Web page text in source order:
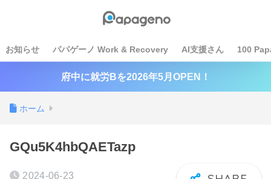
お知らせ パパゲーノ Work & Recovery AI支援さん 100
府中に就労Bを2026年5月OPEN！
ホーム
GQu5K4hbQAETazp
2024-06-23